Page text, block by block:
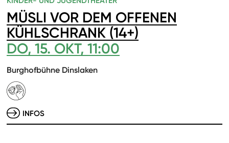
MÜSLI VOR DEM OFFENEN
KÜHLSCHRANK (14+)
DO, 15. OKT, 11:00
Burghofbühne Dinslaken
INFOS